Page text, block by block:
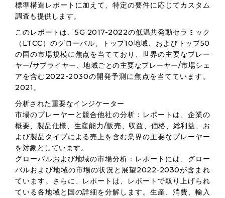
標準構造レポートに加えて、特定の要件に応じてカスタム
調査も提供します。
このレポートは、5G 2017-2022の低温共発動セラミック
（LTCC）のグローバル、トップ10地域、およびトップ50
の国の市場規模に焦点を当てており、世界の主要なプレー
ヤー/サプライヤー、地域ごとの主要なプレーヤー/市場シェ
アを含む2022-2030の開発予測に焦点を当てています。
2021。
分析された重要なインジケーター
市場のプレーヤーと競合他社の分析：レポートは、企業の
概要、製品仕様、生産能力/販売、収益、価格、総利益、お
よび製品タイプによる売上を含む業界の主要なプレーヤー
を対象としています。
グローバルおよび地域の市場分析：レポートには、グロー
バルおよび地域の市場の状況と展望2022-2030が含まれ
ています。さらに、レポートは、レポートで取り上げられ
ている各地域と国の詳細を分解します。生産、消費、輸入